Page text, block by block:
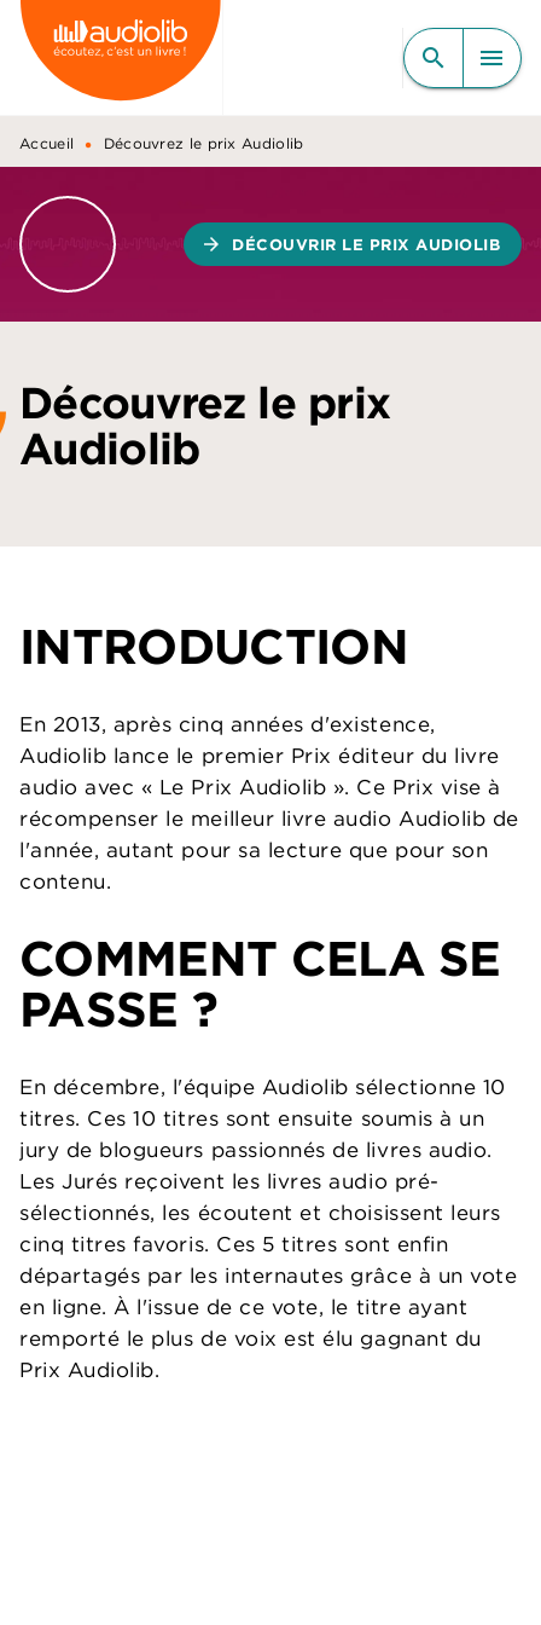
MENU RECHERCHE
CONTENU
PIED DE PAGE
search menu
Accueil • Découvrez le prix Audiolib
arrow_forward DÉCOUVRIR LE PRIX AUDIOLIB
Découvrez le prix
Audiolib
INTRODUCTION
En 2013, après cinq années d'existence,
Audiolib lance le premier Prix éditeur du livre
audio avec « Le Prix Audiolib ». Ce Prix vise à
récompenser le meilleur livre audio Audiolib de
l'année, autant pour sa lecture que pour son
contenu.
COMMENT CELA SE
PASSE ?
En décembre, l'équipe Audiolib sélectionne 10
titres. Ces 10 titres sont ensuite soumis à un
jury de blogueurs passionnés de livres audio.
Les Jurés reçoivent les livres audio pré-
sélectionnés, les écoutent et choisissent leurs
cinq titres favoris. Ces 5 titres sont enfin
départagés par les internautes grâce à un vote
en ligne. À l'issue de ce vote, le titre ayant
remporté le plus de voix est élu gagnant du
Prix Audiolib.